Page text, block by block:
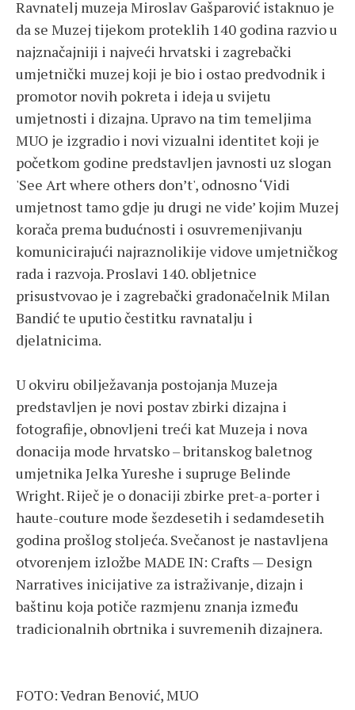
Ravnatelj muzeja Miroslav Gašparović istaknuo je
da se Muzej tijekom proteklih 140 godina razvio u
najznačajniji i najveći hrvatski i zagrebački
umjetnički muzej koji je bio i ostao predvodnik i
promotor novih pokreta i ideja u svijetu
umjetnosti i dizajna. Upravo na tim temeljima
MUO je izgradio i novi vizualni identitet koji je
početkom godine predstavljen javnosti uz slogan
'See Art where others don’t', odnosno ‘Vidi
umjetnost tamo gdje ju drugi ne vide’ kojim Muzej
korača prema budućnosti i osuvremenjivanju
komunicirajući najraznolikije vidove umjetničkog
rada i razvoja. Proslavi 140. obljetnice
prisustvovao je i zagrebački gradonačelnik Milan
Bandić te uputio čestitku ravnatalju i
djelatnicima.
U okviru obilježavanja postojanja Muzeja
predstavljen je novi postav zbirki dizajna i
fotografije, obnovljeni treći kat Muzeja i nova
donacija mode hrvatsko – britanskog baletnog
umjetnika Jelka Yureshe i supruge Belinde
Wright. Riječ je o donaciji zbirke pret-a-porter i
haute-couture mode šezdesetih i sedamdesetih
godina prošlog stoljeća. Svečanost je nastavljena
otvorenjem izložbe MADE IN: Crafts — Design
Narratives inicijative za istraživanje, dizajn i
baštinu koja potiče razmjenu znanja između
tradicionalnih obrtnika i suvremenih dizajnera.
FOTO: Vedran Benović, MUO